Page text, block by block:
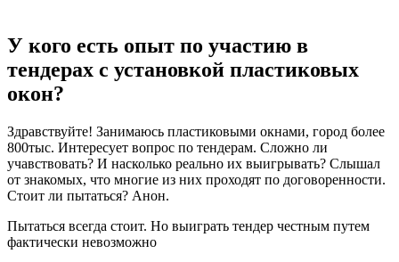
У кого есть опыт по участию в
тендерах с установкой пластиковых
окон?
Здравствуйте! Занимаюсь пластиковыми окнами, город более
800тыс. Интересует вопрос по тендерам. Сложно ли
учавствовать? И насколько реально их выигрывать? Слышал
от знакомых, что многие из них проходят по договоренности.
Стоит ли пытаться? Анон.
Пытаться всегда стоит. Но выиграть тендер честным путем
фактически невозможно